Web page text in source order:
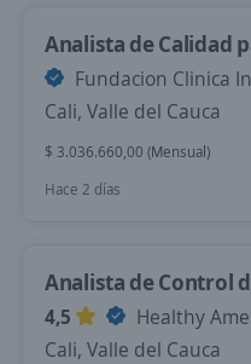
Analista de Calidad
Fundacion Clinica
Cali, Valle del Cauca
$ 3.036.660,00 (Mensual)
Hace 2 días
Analista de Control
4,5
Healthy
Cali, Valle del Cauca